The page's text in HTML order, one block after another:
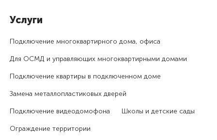
Услуги
Подключение много­квартирного дома, офиса
Для ОСМД и управляющих много­квартирными домами
Подключение квартиры в подключенном доме
Замена металлопластиковых дверей
Подключение видеодомофона Школы и детские сады
Ограждение территории